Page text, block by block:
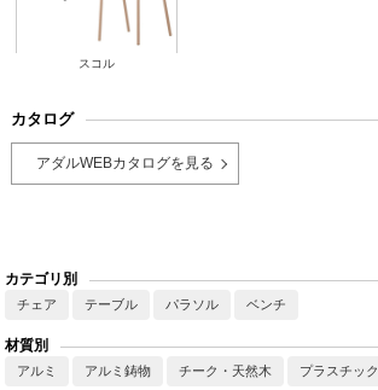
スコル
カタログ
アダルWEBカタログを見る
カテゴリ別
チェア テーブル パラソル ベンチ
材質別
アルミ アルミ鋳物 チーク・天然木 プラスチック